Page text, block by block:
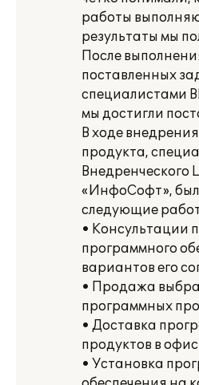
работы
результаты мы
После
поставленных
специалистами
мы достигли
В ходе
продукта,
Внедренческого
«ИнфоСофт»,
следующие
• Консультации
программного
вариантов его
• Продажа
программных
• Доставка
продуктов в
• Установка